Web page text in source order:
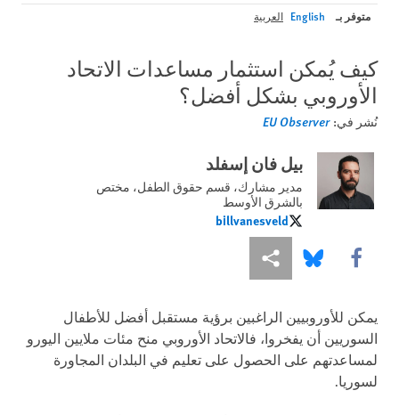
متوفر بـ English العربية
كيف يُمكن استثمار مساعدات الاتحاد
الأوروبي بشكل أفضل؟
نُشر في: EU Observer
بيل فان إسفلد
مدير مشارك، قسم حقوق الطفل، مختص
بالشرق الأوسط
billvanesveld
billvanesveld
Share this via Facebook
Share this via Bluesky
Share this via مشاركة
يمكن للأوروبيين الراغبين برؤية مستقبل أفضل للأطفال
السوريين أن يفخروا، فالاتحاد الأوروبي منح مئات ملايين اليورو
لمساعدتهم على الحصول على تعليم في البلدان المجاورة
لسوريا.